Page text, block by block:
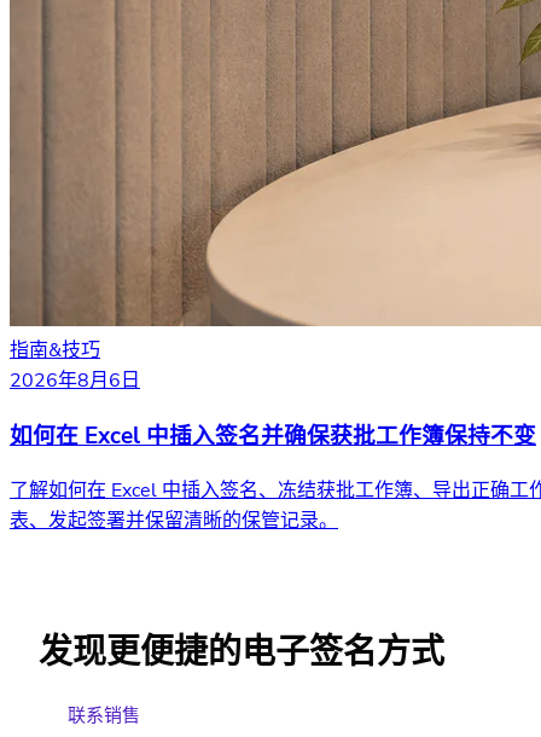
指南&技巧
2026年8月6日
如何在 Excel 中插入签名并确保获批工作簿保持不变
了解如何在 Excel 中插入签名、冻结获批工作簿、导出正确工
表、发起签署并保留清晰的保管记录。
发现更便捷的电子签名方式
联系销售